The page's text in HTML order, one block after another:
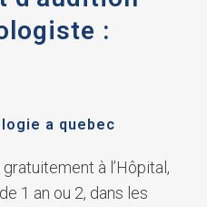
:
à l’Hôpital,
1 an ou 2, dans les